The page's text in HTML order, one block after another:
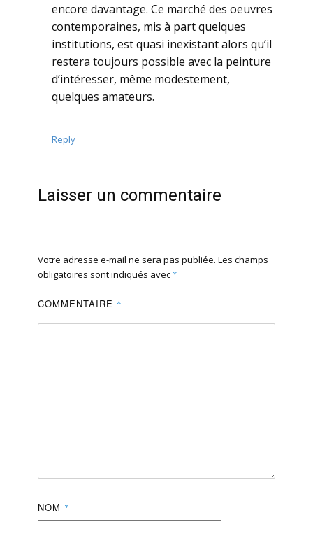
encore davantage. Ce marché des oeuvres
contemporaines, mis à part quelques
institutions, est quasi inexistant alors qu’il
restera toujours possible avec la peinture
d’intéresser, même modestement,
quelques amateurs.
Reply
Laisser un commentaire
Votre adresse e-mail ne sera pas publiée. Les champs
obligatoires sont indiqués avec *
COMMENTAIRE *
NOM *